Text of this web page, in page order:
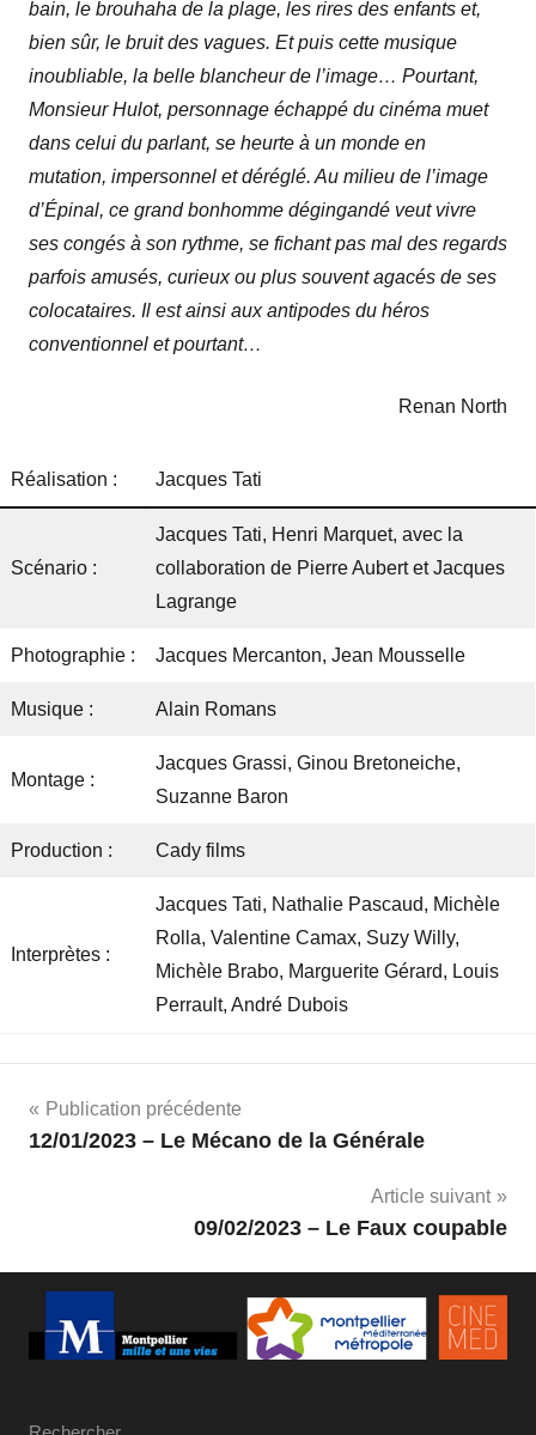
bain, le brouhaha de la plage, les rires des enfants et,
bien sûr, le bruit des vagues. Et puis cette musique
inoubliable, la belle blancheur de l’image… Pourtant,
Monsieur Hulot, personnage échappé du cinéma muet
dans celui du parlant, se heurte à un monde en
mutation, impersonnel et déréglé. Au milieu de l’image
d’Épinal, ce grand bonhomme dégingandé veut vivre
ses congés à son rythme, se fichant pas mal des regards
parfois amusés, curieux ou plus souvent agacés de ses
colocataires. Il est ainsi aux antipodes du héros
conventionnel et pourtant…
Renan North
Réalisation : Jacques Tati
Scénario :
Jacques Tati, Henri Marquet, avec la
collaboration de Pierre Aubert et Jacques
Lagrange
Photographie : Jacques Mercanton, Jean Mousselle
Musique : Alain Romans
Montage :
Jacques Grassi, Ginou Bretoneiche,
Suzanne Baron
Production : Cady films
Interprètes :
Jacques Tati, Nathalie Pascaud, Michèle
Rolla, Valentine Camax, Suzy Willy,
Michèle Brabo, Marguerite Gérard, Louis
Perrault, André Dubois
Navigation
Publication précédente
12/01/2023 – Le Mécano de la Générale
Article suivant
09/02/2023 – Le Faux coupable